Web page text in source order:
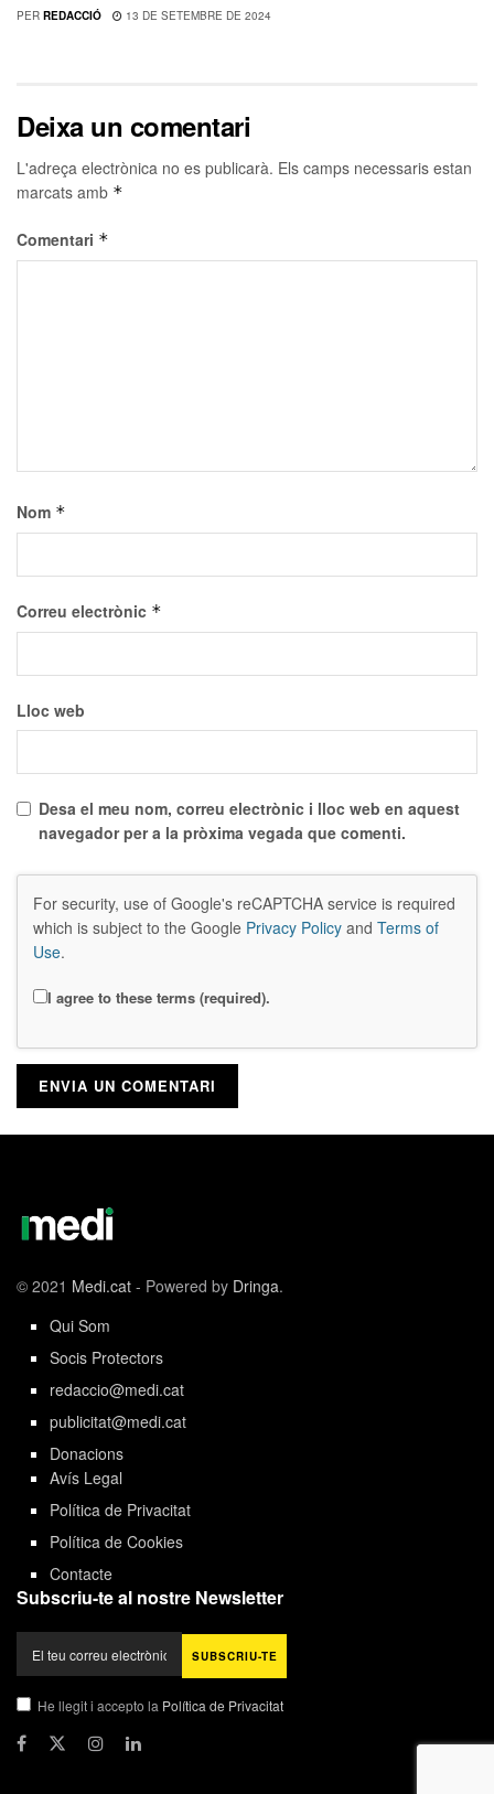
PER REDACCIÓ 13 DE SETEMBRE DE 2024
Deixa un comentari
L'adreça electrònica no es publicarà. Els camps necessaris estan
marcats amb *
Comentari *
Nom *
Correu electrònic *
Lloc web
Desa el meu nom, correu electrònic i lloc web en aquest
navegador per a la pròxima vegada que comenti.
For security, use of Google's reCAPTCHA service is required
which is subject to the Google Privacy Policy and Terms of
Use.
I agree to these terms (required).
© 2021 Medi.cat - Powered by Dringa.
Qui Som
Socis Protectors
redaccio@medi.cat
publicitat@medi.cat
Donacions
Avís Legal
Política de Privacitat
Política de Cookies
Contacte
Subscriu-te al nostre Newsletter
He llegit i accepto la Política de Privacitat